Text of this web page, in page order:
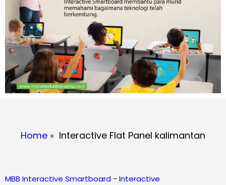
Home » Interactive Flat Panel kalimantan
MBB Interactive Smartboard - Interactive